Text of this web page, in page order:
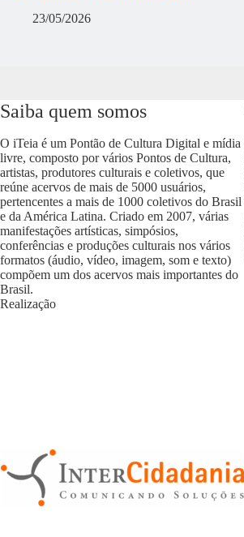
23/05/2026
Saiba quem somos
O iTeia é um Pontão de Cultura Digital e mídia
livre, composto por vários Pontos de Cultura,
artistas, produtores culturais e coletivos, que
reúne acervos de mais de 5000 usuários,
pertencentes a mais de 1000 coletivos do Brasil
e da América Latina. Criado em 2007, várias
manifestações artísticas, simpósios,
conferências e produções culturais nos vários
formatos (áudio, vídeo, imagem, som e texto)
compõem um dos acervos mais importantes do
Brasil.
Realização